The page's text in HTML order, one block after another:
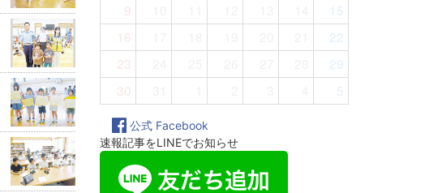
9
15
16
22
23
29
30
5
公式 Facebook
速報記事をLINEでお知らせ